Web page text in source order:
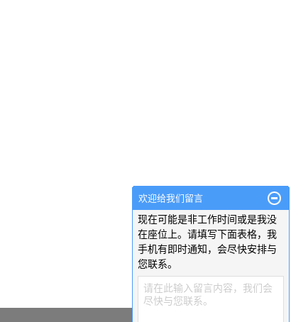
欢迎给我们留言
现在可能是非工作时间或是我没
在座位上。请填写下面表格，我
手机有即时通知，会尽快安排与
您联系。
请在此输入留言内容，我们会
尽快与您联系。